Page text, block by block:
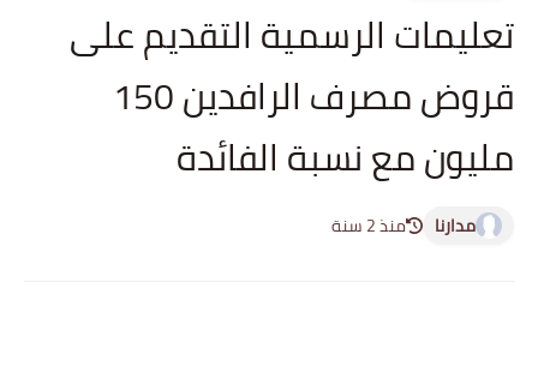
تعليمات الرسمية التقديم على
قروض مصرف الرافدين 150
مليون مع نسبة الفائدة
مدارنا منذ 2 سنة